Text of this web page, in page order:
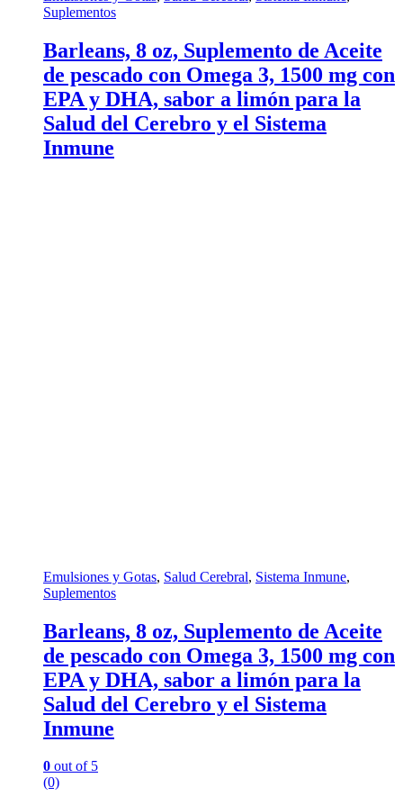
Suplementos
Barleans, 8 oz, Suplemento de Aceite
de pescado con Omega 3, 1500 mg con
EPA y DHA, sabor a limón para la
Salud del Cerebro y el Sistema
Inmune
Emulsiones y Gotas, Salud Cerebral, Sistema Inmune,
Suplementos
Barleans, 8 oz, Suplemento de Aceite
de pescado con Omega 3, 1500 mg con
EPA y DHA, sabor a limón para la
Salud del Cerebro y el Sistema
Inmune
0 out of 5
(0)